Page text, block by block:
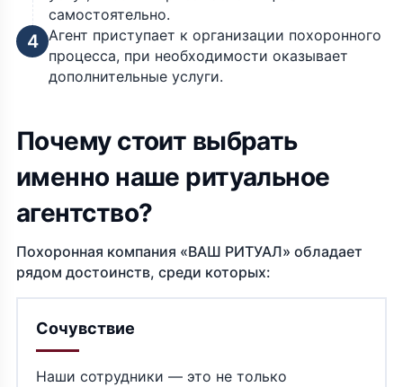
самостоятельно.
4 Агент приступает к организации похоронного
процесса, при необходимости оказывает
дополнительные услуги.
Почему стоит выбрать
именно наше ритуальное
агентство?
Похоронная компания «ВАШ РИТУАЛ» обладает
рядом достоинств, среди которых:
Сочувствие
Наши сотрудники — это не только